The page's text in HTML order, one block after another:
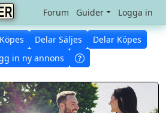
Forum Guider Logga in
Delar Säljes
Delar Köpes
in ny annons